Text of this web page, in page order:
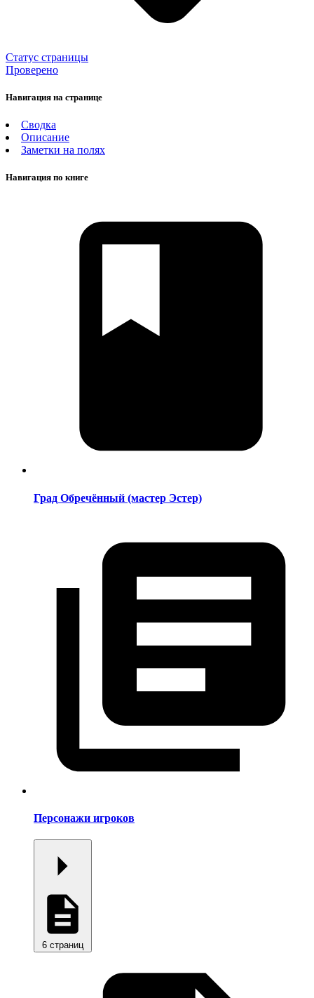
Статус страницы
Проверено
Навигация на странице
Сводка
Описание
Заметки на полях
Навигация по книге
Град Обречённый (мастер Эстер)
Персонажи игроков
6 страниц